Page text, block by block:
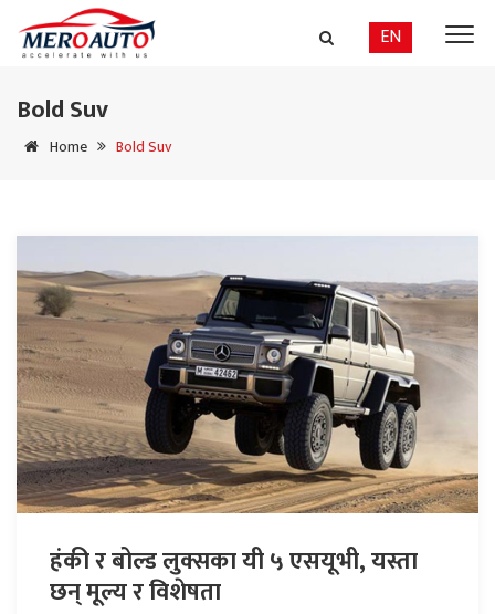
EN
Bold Suv
Home Bold Suv
हंकी र बोल्ड लुक्सका यी ५ एसयूभी, यस्ता
छन् मूल्य र विशेषता